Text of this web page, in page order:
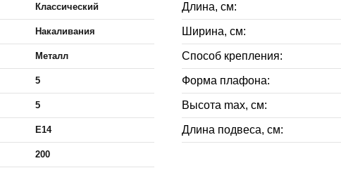
Классический
Накаливания
Металл
5
5
E14
200
Длина, см:
Ширина, см:
Способ крепления:
Форма плафона:
Высота max, см:
Длина подвеса, см: